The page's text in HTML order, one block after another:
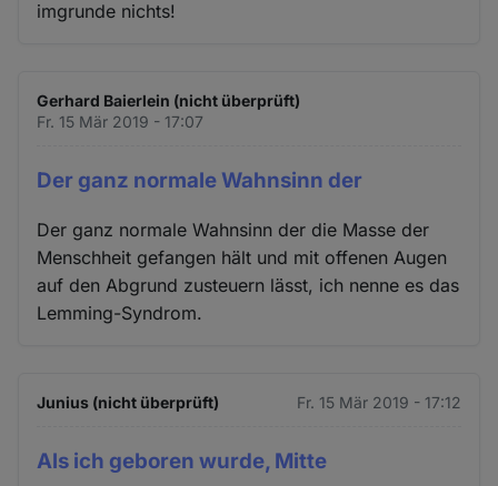
imgrunde nichts!
Gerhard Baierlein (nicht überprüft)
Fr. 15 Mär 2019 - 17:07
Der ganz normale Wahnsinn der
Der ganz normale Wahnsinn der die Masse der
Menschheit gefangen hält und mit offenen Augen
auf den Abgrund zusteuern lässt, ich nenne es das
Lemming-Syndrom.
Junius (nicht überprüft) Fr. 15 Mär 2019 - 17:12
Als ich geboren wurde, Mitte